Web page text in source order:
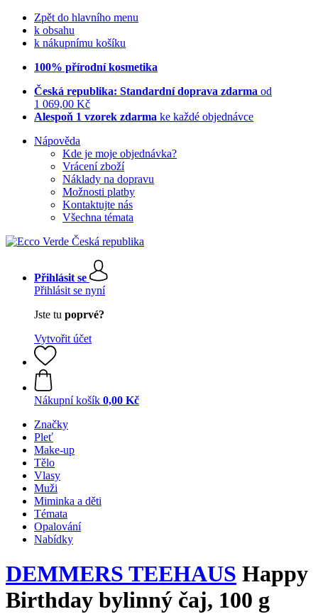
Zpět do hlavního menu
k obsahu
k nákupnímu košíku
100% přírodní kosmetika
Česká republika: Standardní doprava zdarma od
1 069,00 Kč
Alespoň 1 vzorek zdarma ke každé objednávce
Nápověda
Kde je moje objednávka?
Vrácení zboží
Náklady na dopravu
Možnosti platby
Kontaktujte nás
Všechna témata
Přihlásit se
Přihlásit se nyní
Jste tu poprvé?
Vytvořit účet
Nákupní košík 0,00 Kč
Značky
Pleť
Make-up
Tělo
Vlasy
Muži
Miminka a děti
Témata
Opalování
Nabídky
DEMMERS TEEHAUS Happy
Birthday bylinný čaj, 100 g